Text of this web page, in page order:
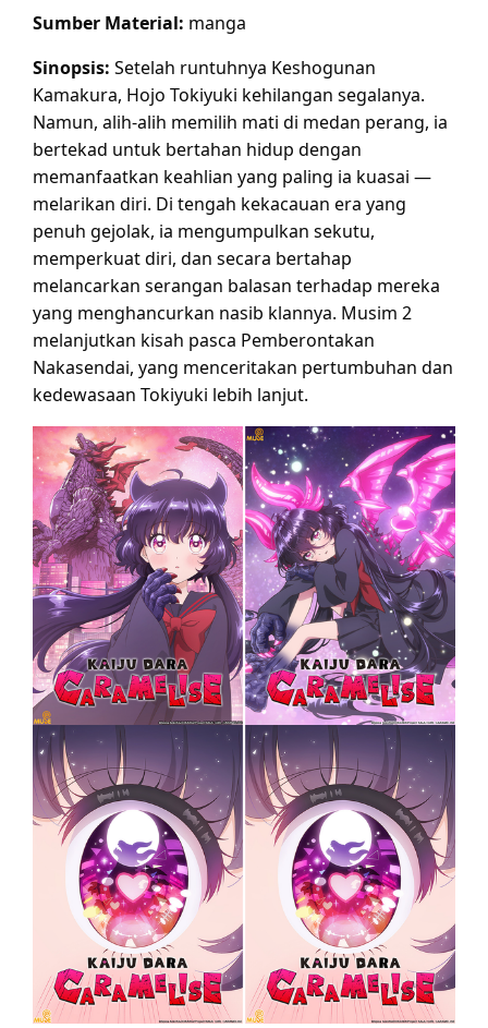
Sumber Material: manga
Sinopsis: Setelah runtuhnya Keshogunan
Kamakura, Hojo Tokiyuki kehilangan segalanya.
Namun, alih-alih memilih mati di medan perang, ia
bertekad untuk bertahan hidup dengan
memanfaatkan keahlian yang paling ia kuasai —
melarikan diri. Di tengah kekacauan era yang
penuh gejolak, ia mengumpulkan sekutu,
memperkuat diri, dan secara bertahap
melancarkan serangan balasan terhadap mereka
yang menghancurkan nasib klannya. Musim 2
melanjutkan kisah pasca Pemberontakan
Nakasendai, yang menceritakan pertumbuhan dan
kedewasaan Tokiyuki lebih lanjut.